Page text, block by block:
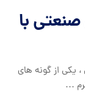
با
از گونه های
...